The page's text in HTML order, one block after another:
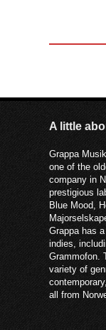
A little
Grappa
one of the
company in
prestigious
Blue Mood,
Grappa has
indies,
Grammofon.
variety of
all from